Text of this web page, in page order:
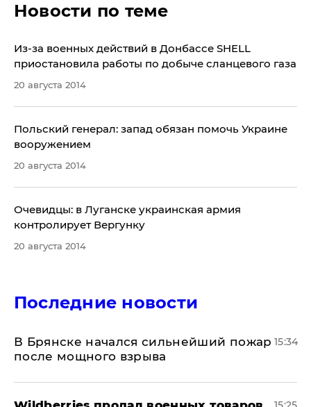
Новости по теме
Из-за военных действий в Донбассе SHELL
приостановила работы по добыче сланцевого газа
20 августа 2014
Польский генерал: запад обязан помочь Украине
вооружением
20 августа 2014
​Очевидцы: в Луганске украинская армия
контролирует Вергунку
20 августа 2014
Последние новости
В Брянске начался сильнейший пожар
после мощного взрыва
15:34